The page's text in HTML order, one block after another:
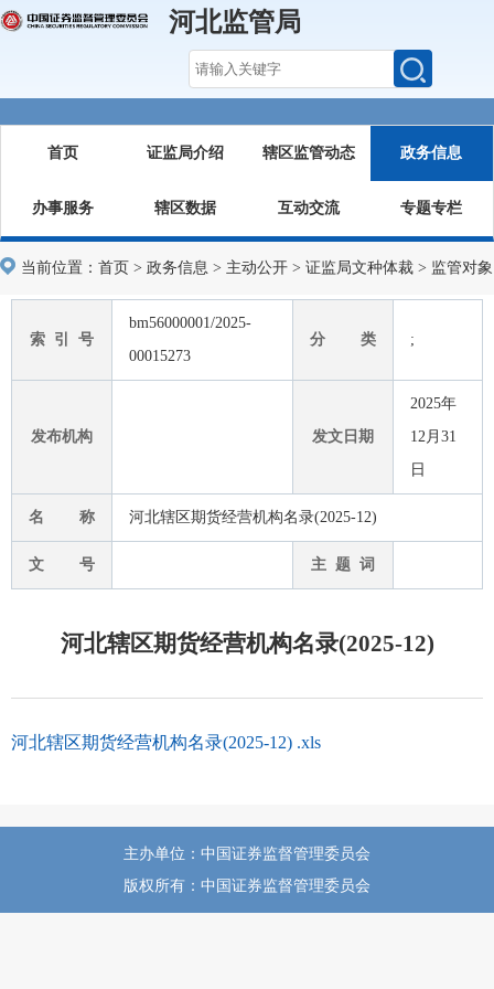
河北监管局
首页 证监局介绍 辖区监管动态 政务信息
办事服务 辖区数据 互动交流 专题专栏
当前位置： 首页 > 政务信息 > 主动公开 > 证监局文种体裁 > 监管对象
索 引 号
bm56000001/2025-
00015273
分 类 ;
发布机构 发文日期
2025年
12月31
日
名 称 河北辖区期货经营机构名录(2025-12)
文 号 主 题 词
河北辖区期货经营机构名录(2025-12)
河北辖区期货经营机构名录(2025-12) .xls
主办单位：中国证券监督管理委员会
版权所有：中国证券监督管理委员会